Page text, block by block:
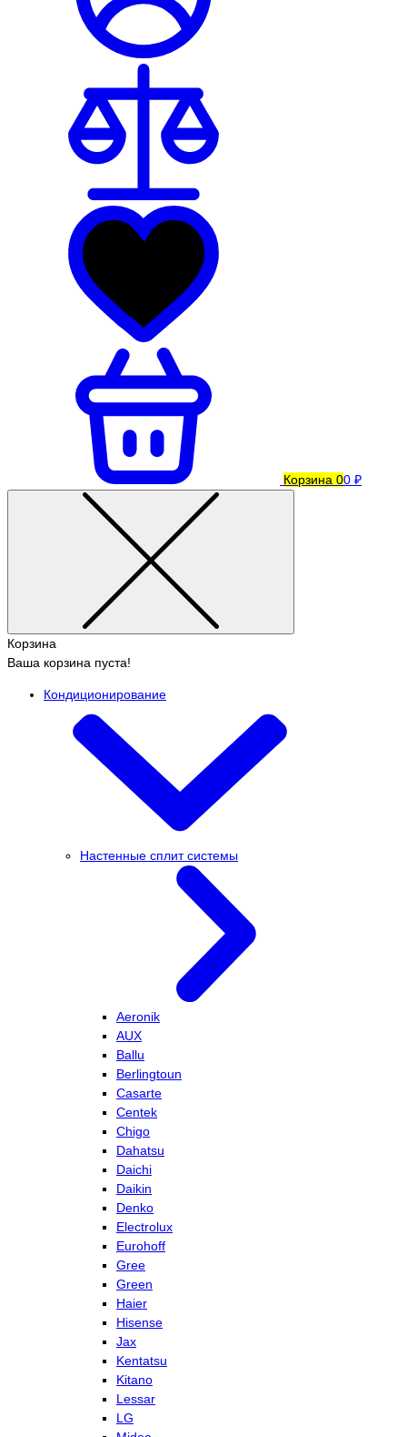
Корзина 00 ₽
Корзина
Ваша корзина пуста!
Кондиционирование
Настенные сплит системы
Aeronik
AUX
Ballu
Berlingtoun
Casarte
Centek
Chigo
Dahatsu
Daichi
Daikin
Denko
Electrolux
Eurohoff
Gree
Green
Haier
Hisense
Jax
Kentatsu
Kitano
Lessar
LG